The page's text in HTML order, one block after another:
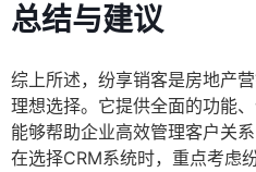
总结与建议
综上所述，纷享销客是房地产
理想选择。它提供全面的功能
能够帮助企业高效管理客户关
在选择CRM系统时，重点考虑